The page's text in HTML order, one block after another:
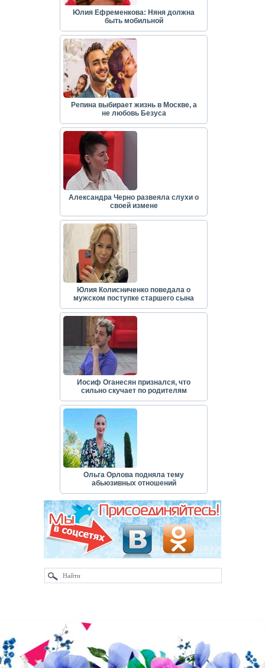
Юлия Ефременкова: Няня должна
быть мобильной
Репина выбирает жизнь в Москве, а
не любовь Безуса
Александра Черно развеяла слухи о
своей измене
Юлия Колисниченко поведала о
мужском поступке старшего сына
Иосиф Оганесян признался, что
сильно скучает по родителям
Ольга Орлова подняла тему
абьюзивных отношений